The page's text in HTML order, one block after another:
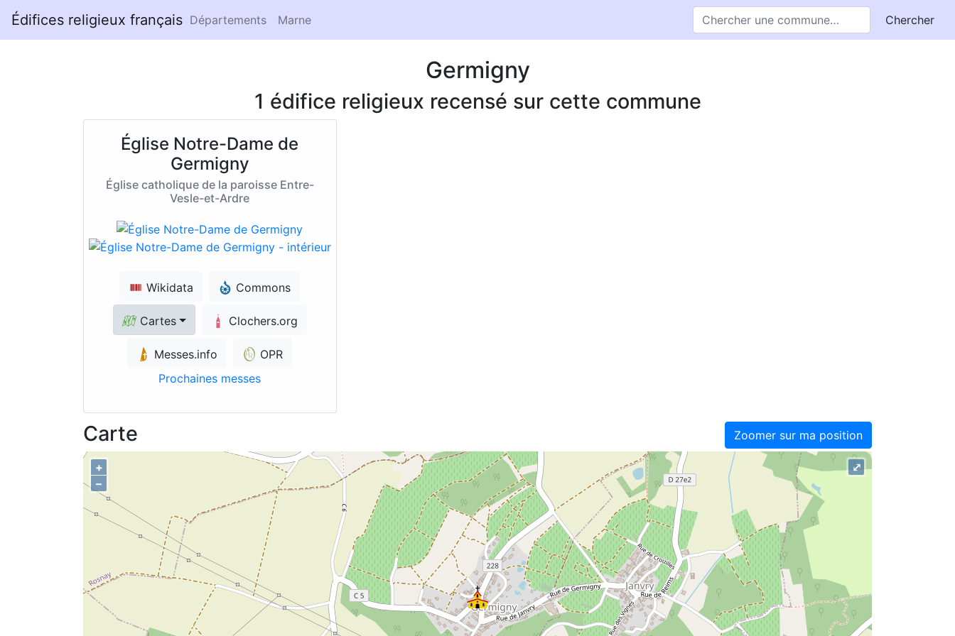
Édifices religieux français Départements Marne Chercher
Germigny
1 édifice religieux recensé sur cette commune
Église Notre-Dame de
Germigny
Église catholique de la paroisse Entre-
Vesle-et-Ardre
Wikidata Commons
Cartes Clochers.org
Messes.info
OPR
Prochaines messes
Zoomer sur ma position
Carte
+
–
⤢